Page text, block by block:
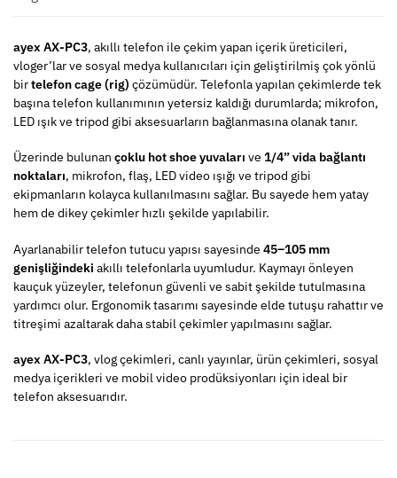
ayex AX-PC3, akıllı telefon ile çekim yapan içerik üreticileri,
vloger’lar ve sosyal medya kullanıcıları için geliştirilmiş çok yönlü
birtelefon cage (rig) çözümüdür. Telefonla yapılan çekimlerde tek
başına telefon kullanımının yetersiz kaldığı durumlarda; mikrofon,
LED ışık ve tripod gibi aksesuarların bağlanmasına olanak tanır.
Üzerinde bulunan çoklu hot shoe yuvaları ve 1/4” vida bağlantı
noktaları, mikrofon, flaş, LED video ışığı ve tripod gibi
ekipmanların kolayca kullanılmasını sağlar. Bu sayede hem yatay
hem de dikey çekimler hızlı şekilde yapılabilir.
Ayarlanabilir telefon tutucu yapısı sayesinde 45–105 mm
genişliğindeki akıllı telefonlarla uyumludur. Kaymayı önleyen
kauçuk yüzeyler, telefonun güvenli ve sabit şekilde tutulmasına
yardımcı olur. Ergonomik tasarımı sayesinde elde tutuşu rahattır ve
titreşimi azaltarak daha stabil çekimler yapılmasını sağlar.
ayex AX-PC3, vlog çekimleri, canlı yayınlar, ürün çekimleri, sosyal
medya içerikleri ve mobil video prodüksiyonları için ideal bir
telefon aksesuarıdır.